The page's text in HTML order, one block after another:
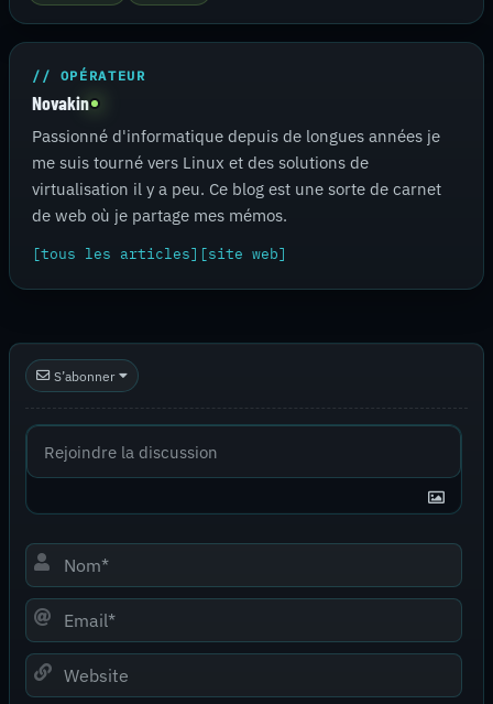
// OPÉRATEUR
Novakin
Passionné d'informatique depuis de longues années je
me suis tourné vers Linux et des solutions de
virtualisation il y a peu. Ce blog est une sorte de carnet
de web où je partage mes mémos.
[tous les articles] [site web]
S’abonner
Nom*
Email*